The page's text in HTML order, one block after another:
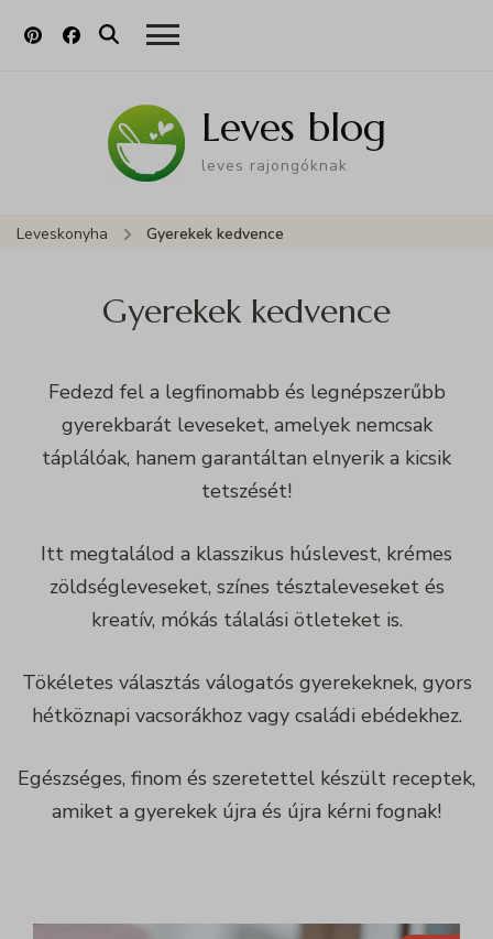
Leves blog
leves rajongóknak
Leveskonyha Gyerekek kedvence
Gyerekek kedvence
Fedezd fel a legfinomabb és legnépszerűbb
gyerekbarát leveseket, amelyek nemcsak
táplálóak, hanem garantáltan elnyerik a kicsik
tetszését!
Itt megtalálod a klasszikus húslevest, krémes
zöldségleveseket, színes tésztaleveseket és
kreatív, mókás tálalási ötleteket is.
Tökéletes választás válogatós gyerekeknek, gyors
hétköznapi vacsorákhoz vagy családi ebédekhez.
Egészséges, finom és szeretettel készült receptek,
amiket a gyerekek újra és újra kérni fognak!